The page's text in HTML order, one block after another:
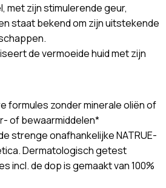
met zijn stimulerende geur,
staat bekend om zijn uitstekende
de vermoeide huid met zijn
formules zonder minerale oliën of
of bewaarmiddelen*
strenge onafhankelijke NATRUE-
Dermatologisch getest
incl. de dop is gemaakt van 100%